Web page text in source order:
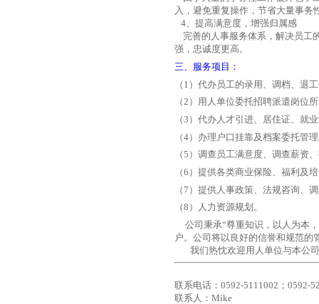
入，避免重复操作，节省大量事务
4、提高满意度，增强归属感
完善的人事服务体系，解决员工
强，忠诚度更高。
三、 服务项目：
（1） 代办员工的录用、调档、退
（2） 用人单位委托招聘派遣岗位
（3） 代办人才引进、居住证、就
（4） 办理户口挂靠及档案委托管
（5） 调查员工满意度、调查薪资
（6） 提供各类商业保险、福利及
（7） 提供人事政策、法规咨询、
（8）
人力资源规划。
公司秉承“尊重知识，以人为本
户。公司将以良好的信誉和规范
我们热忱欢迎用人单位与本公司
联系电话：0592-5111002 ； 0592-
联系人： Mike